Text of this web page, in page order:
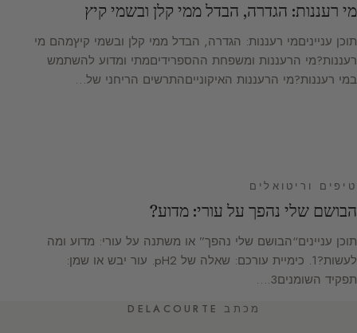
מי רעננות: הגדרה, הבדל ממי קלן ובשמי קיץ
תוכן ענייניםמי רעננות: הגדרה, הבדל ממי קלן ובשמי קיץמהם מי
רעננות?מי הרעננות ומשפחת ההספרידיםמתי ומדוע להשתמש
במי רעננות?מי הרעננות האיקונייםהתרשים הריחני של…
טיפים וריטואלים
הבושם שלי נהפך על עורי: מדוע?
תוכן עניינים“הבושם שלי נהפך” או משתנה על עורי: מדוע ומה
לעשות?1. כימיית עורכם: שאלה של pH2. עור יבש או שמן:
תפקיד השומנים3.…
מכתב DELACOURTE